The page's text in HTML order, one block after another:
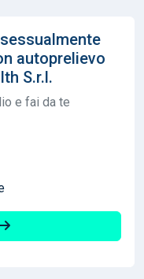
autoprelievo
S.r.l.
e fai da te